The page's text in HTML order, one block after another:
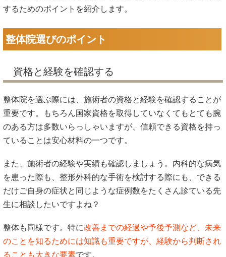
するためのポイントを紹介します。
整体院選びのポイント
資格と経験を確認する
整体院を選ぶ際には、施術者の資格と経験を確認することが
重要です。もちろん国家資格を取得していなくてもとても腕
のある方は多数いらっしゃいますが、信頼できる資格を持っ
ていることは安心材料の一つです。
また、施術者の経験や実績も確認しましょう。内科的な病気
を患った際も、整形外科的な手術を検討する際にも、できる
だけご自身の症状と同じような症例数をたくさん診ている先
生に相談したいですよね？
整体も同様です。特に改善までの経過や予後予測など、未来
のことを知るためには知識も重要ですが、経験から判断され
ることも大きな要素です。